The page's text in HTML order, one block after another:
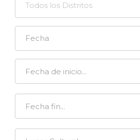
Todos los Distritos
Fecha